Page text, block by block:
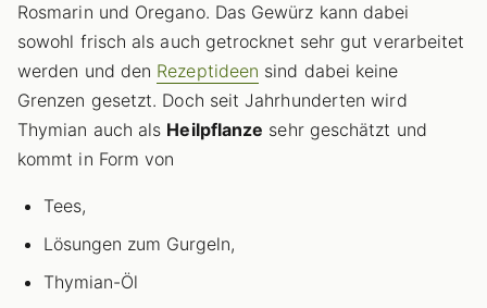
Rosmarin und Oregano. Das Gewürz kann dabei
sowohl frisch als auch getrocknet sehr gut verarbeitet
werden und den Rezeptideen sind dabei keine
Grenzen gesetzt. Doch seit Jahrhunderten wird
Thymian auch als Heilpflanze sehr geschätzt und
kommt in Form von
Tees,
Lösungen zum Gurgeln,
Thymian-Öl